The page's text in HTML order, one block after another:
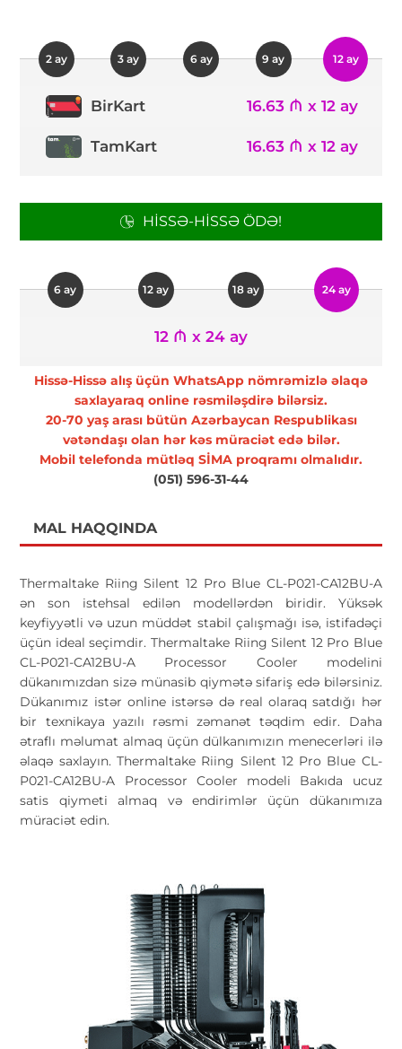
2 ay 3 ay 6 ay 9 ay 12 ay
BirKart 16.63 ₼ x 12 ay
TamKart 16.63 ₼ x 12 ay
HISSƏ-HISSƏ ÖDƏ!
6 ay 12 ay 18 ay 24 ay
12 ₼ x 24 ay
Hissə-Hissə alış üçün WhatsApp nömrəmizlə əlaqə
saxlayaraq online rəsmiləşdirə bilərsiz.
20-70 yaş arası bütün Azərbaycan Respublikası
vətəndaşı olan hər kəs müraciət edə bilər.
Mobil telefonda mütləq SİMA proqramı olmalıdır.
(051) 596-31-44
MAL HAQQINDA
Thermaltake Riing Silent 12 Pro Blue CL-P021-CA12BU-A
ən son istehsal edilən modellərdən biridir. Yüksək
keyfiyyətli və uzun müddət stabil çalışmağı isə, istifadəçi
üçün ideal seçimdir. Thermaltake Riing Silent 12 Pro Blue
CL-P021-CA12BU-A Processor Cooler modelini
dükanımızdan sizə münasib qiymətə sifariş edə bilərsiniz.
Dükanımız istər online istərsə də real olaraq satdığı hər
bir texnikaya yazılı rəsmi zəmanət təqdim edir. Daha
ətraflı məlumat almaq üçün dülkanımızın menecerləri ilə
əlaqə saxlayın. Thermaltake Riing Silent 12 Pro Blue CL-
P021-CA12BU-A Processor Cooler modeli Bakıda ucuz
satis qiymeti almaq və endirimlər üçün dükanımıza
müraciət edin.